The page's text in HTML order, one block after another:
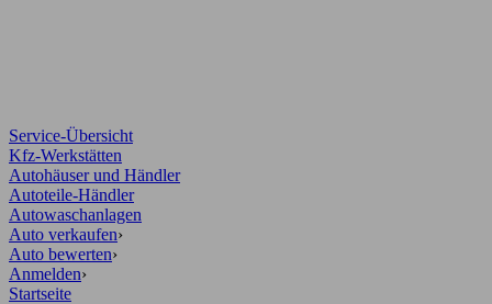
Service-Übersicht
Kfz-Werkstätten
Autohäuser und Händler
Autoteile-Händler
Autowaschanlagen
Auto verkaufen›
Auto bewerten›
Anmelden›
Startseite